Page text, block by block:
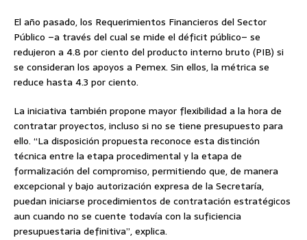
El año pasado, los Requerimientos Financieros del Sector
Público –a través del cual se mide el déficit público– se
redujeron a 4.8 por ciento del producto interno bruto (PIB) si
se consideran los apoyos a Pemex. Sin ellos, la métrica se
reduce hasta 4.3 por ciento.
La iniciativa también propone mayor flexibilidad a la hora de
contratar proyectos, incluso si no se tiene presupuesto para
ello. “La disposición propuesta reconoce esta distinción
técnica entre la etapa procedimental y la etapa de
formalización del compromiso, permitiendo que, de manera
excepcional y bajo autorización expresa de la Secretaría,
puedan iniciarse procedimientos de contratación estratégicos
aun cuando no se cuente todavía con la suficiencia
presupuestaria definitiva”, explica.